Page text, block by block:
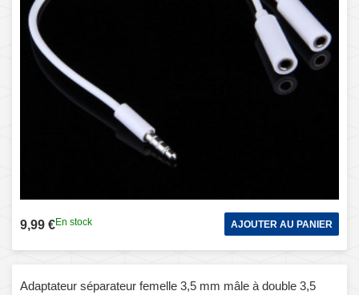
9,99 €En stock AJOUTER AU PANIER
Adaptateur séparateur femelle 3,5 mm mâle à double 3,5